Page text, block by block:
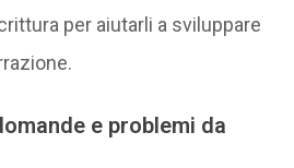
per aiutarli a sviluppare
e problemi da